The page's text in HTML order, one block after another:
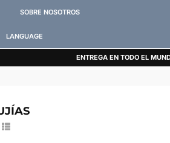
SOBRE NOSOTROS
LANGUAGE
ENTREGA EN TODO EL